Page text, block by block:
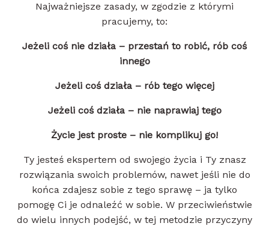
Najważniejsze zasady, w zgodzie z którymi
pracujemy, to:
Jeżeli coś nie działa – przestań to robić, rób coś
innego
Jeżeli coś działa – rób tego więcej
Jeżeli coś działa – nie naprawiaj tego
Życie jest proste – nie komplikuj go!
Ty jesteś ekspertem od swojego życia i Ty znasz
rozwiązania swoich problemów, nawet jeśli nie do
końca zdajesz sobie z tego sprawę – ja tylko
pomogę Ci je odnaleźć w sobie. W przeciwieństwie
do wielu innych podejść, w tej metodzie przyczyny